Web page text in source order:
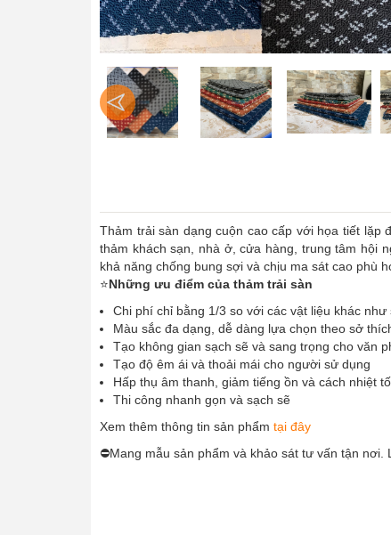
Thảm trải sàn dạng cuộn cao cấp với họa tiết lặp
thảm khách sạn, nhà ở, cửa hàng, trung tâm hội
khả năng chống bung sợi và chịu ma sát cao phù
⭐Những ưu điểm của thảm trải sàn
Chi phí chỉ bằng 1/3 so với các vật liệu khác như
Màu sắc đa dạng, dễ dàng lựa chọn theo sở
Tạo không gian sạch sẽ và sang trọng cho văn
Tạo độ êm ái và thoải mái cho người sử dụng
Hấp thụ âm thanh, giảm tiếng ồn và cách nhiệt
Thi công nhanh gọn và sạch sẽ
Xem thêm thông tin sản phẩm tại đây
⛔Mang mẫu sản phẩm và khảo sát tư vấn tận nơi.